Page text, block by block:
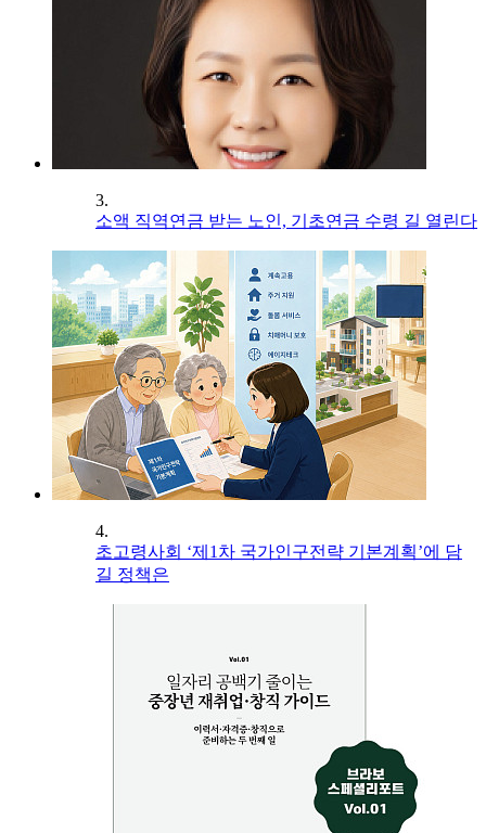
3.
소액 직역연금 받는 노인, 기초연금 수령 길 열린다
4.
초고령사회 ‘제1차 국가인구전략 기본계획’에 담
길 정책은